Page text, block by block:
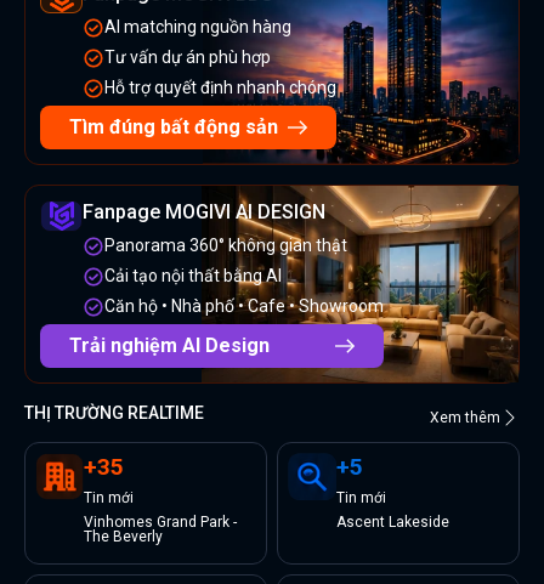
AI matching nguồn hàng
Tư vấn dự án phù hợp
Hỗ trợ quyết định nhanh chóng
Tìm đúng bất động sản
Fanpage MOGIVI AI DESIGN
Panorama 360° không gian thật
Cải tạo nội thất bằng AI
Căn hộ • Nhà phố • Cafe • Showroom
Trải nghiệm AI Design
THỊ TRƯỜNG REALTIME Xem thêm
+35
Tin mới
Vinhomes Grand Park -
The Beverly
+5
Tin mới
Ascent Lakeside